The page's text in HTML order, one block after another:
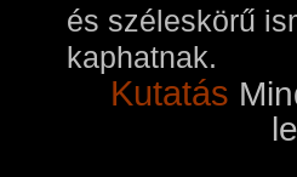
és széleskörű
kaphatnak.
Kutatás